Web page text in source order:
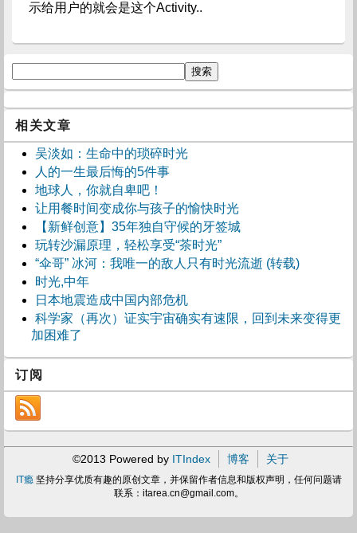
示给用户的就会是这个Activity..
相关文章
吴淡如：生命中的琐碎时光
人的一生最后悔的5件事
地球人，你就自卑吧！
让用餐时间变成你与孩子的愉快时光
【新鲜创意】35年独自守候的牙签城
玩转沙漏原理，轻松享受“茶时光”
“伞哥” 冰河：我唯一的敌人只有时光流逝 (转载)
时光,中年
日本地震造成中国内部危机
科学家（再次）证实宇宙确实有速限，回到未来变得更
加困难了
订阅
©2013 Powered by ITIndex 博客 关于
IT瘾坚持分享优质有趣的原创文章，并保留作者信息和版权声明，任何问题请
联系： itarea.cn@gmail.com。